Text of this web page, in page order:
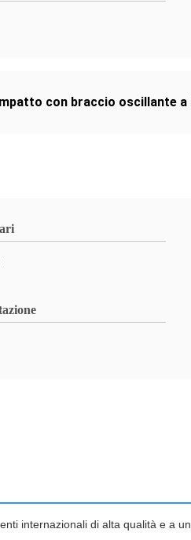
con braccio oscillante a
internazionali di alta qualità e a